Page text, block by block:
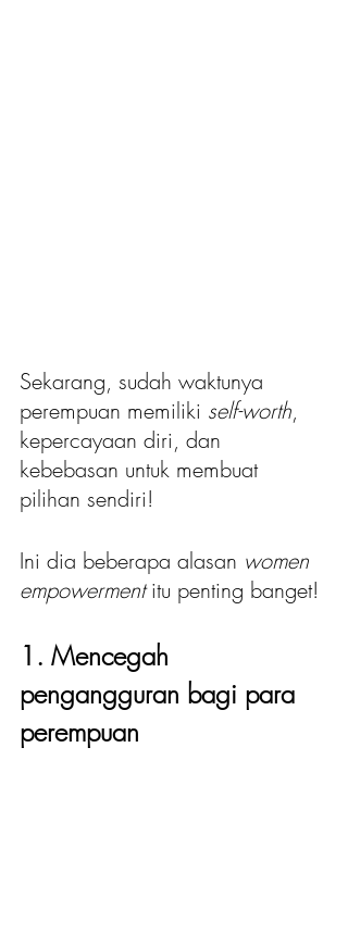
Sekarang, sudah waktunya
perempuan memiliki self-worth,
kepercayaan diri, dan
kebebasan untuk membuat
pilihan sendiri!
Ini dia beberapa alasan women
empowerment itu penting banget!
1. Mencegah
pengangguran bagi para
perempuan